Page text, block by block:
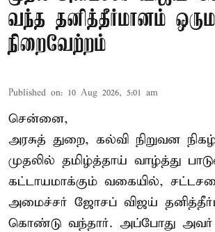
வந்த தனித்தீர்மானம்
நிறைவேற்றம்
Published on: 10 Aug 2026, 5:01 am
சென்னை,
அரசுத் துறை, கல்வி நிறுவன
முதலில் தமிழ்த்தாய் வாழ்த்து
கட்டாயமாக்கும் வகையில்,
அமைச்சர் ஜோசப் விஜய்
கொண்டு வந்தார். அப்போது அவர்